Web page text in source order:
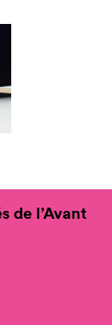
de l’Avant